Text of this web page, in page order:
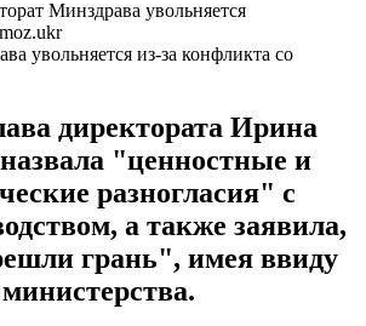
увольняется из-за конфликта со
директората Ирина
"ценностные и
разногласия" с
а также заявила,
грань", имея ввиду